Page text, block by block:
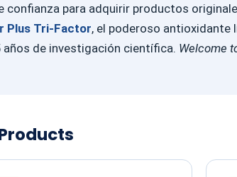
para adquirir productos
Plus Tri-Factor, el poderoso antioxidante
de investigación científica. Welcome